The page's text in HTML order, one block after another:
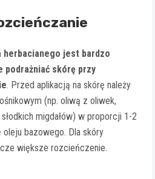
jest bardzo
podrażniać skórę przy
. Przed aplikacją na skórę należy
(np. oliwą z oliwek,
migdałów) w proporcji 1-2
oleju bazowego. Dla skóry
większe rozcieńczenie.